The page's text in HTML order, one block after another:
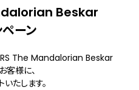
Beskar
ーン
The Mandalorian Beskar
様に、
たします。